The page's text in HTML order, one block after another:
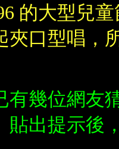
的大型兒
夾口型唱，
有幾位網友
貼出提示後